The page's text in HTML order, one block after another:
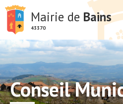
Mairie de Bains
43370
Conseil